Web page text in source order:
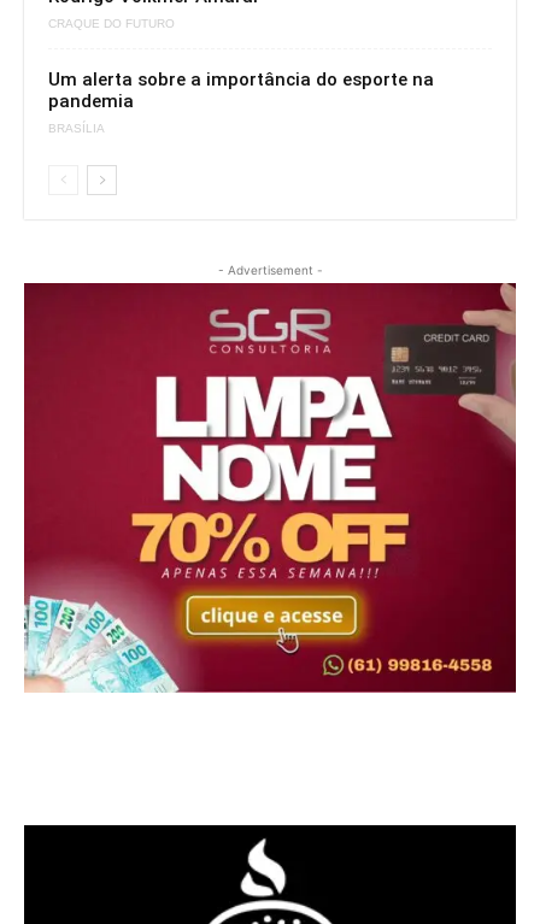
CRAQUE DO FUTURO
Um alerta sobre a importância do esporte na
pandemia
BRASÍLIA
- Advertisement -